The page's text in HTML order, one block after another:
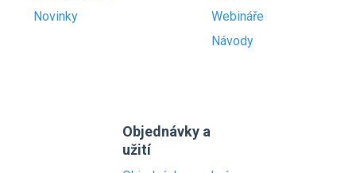
Novinky
Webináře
Návody
Objednávky a
užití